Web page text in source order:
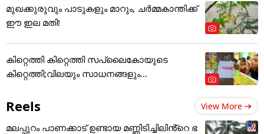
മുഖക്കുരുവും പാടുകളും മാറും, ചർമ്മകാന്തിക്ക്
ഈ ഇല മതി!
കിറ്റെത്തി കിറ്റെത്തി സപ്ലൈകോയുടെ
കിറ്റെത്തി;വിലയും സാധനങ്ങളും...
Reels View More
മലപ്പുറം പാണക്കാട് ഉണ്ടായ മണ്ണിടിച്ചിലിൻ്റെ ഭ